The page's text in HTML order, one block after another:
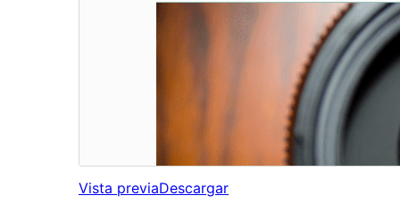
Vista previaDescargar